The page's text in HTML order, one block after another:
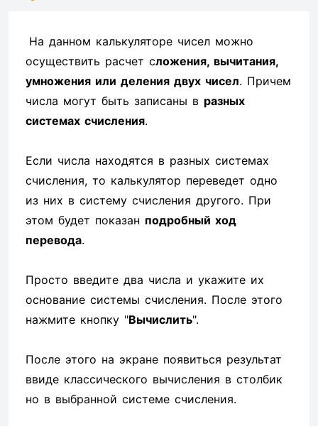
На данном калькуляторе чисел можно
осуществить расчет сложения, вычитания,
умножения или деления двух чисел. Причем
числа могут быть записаны в разных
системах счисления.
Если числа находятся в разных системах
счисления, то калькулятор переведет одно
из них в систему счисления другого. При
этом будет показан подробный ход
перевода.
Просто введите два числа и укажите их
основание системы счисления. После этого
нажмите кнопку "Вычислить".
После этого на экране появиться результат
ввиде классического вычисления в столбик
но в выбранной системе счисления.